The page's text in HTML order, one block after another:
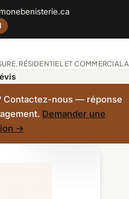
RÉSIDENTIEL ET COMMERCIAL
Contactez-nous — réponse
Demander une
→